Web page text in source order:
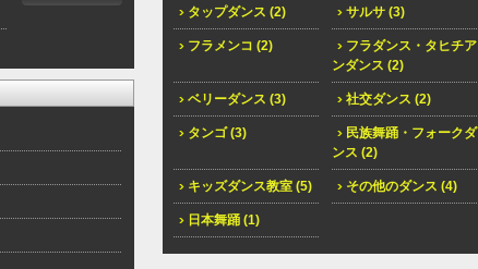
タップダンス (2) サルサ (3)
フラメンコ (2)
フラダンス・タヒチア
ンダンス (2)
ベリーダンス (3) 社交ダンス (2)
タンゴ (3)
民族舞踊・フォークダ
ンス (2)
キッズダンス教室 (5) その他のダンス (4)
日本舞踊 (1)